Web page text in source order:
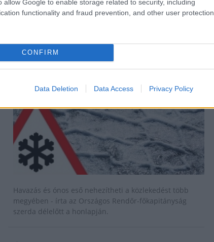
allow Google to enable storage related to security, including
functionality and fraud prevention, and other user protection.
CONFIRM
Data Deletion Data Access Privacy Policy
tehergépjárműveket a Somogy megyei
Aktuális
Havazás és ónos eső nehezítheti a közlekedést több
megyében - írta az Országos Rendőr-főkapitányság
szerda délelőtt a honlapján.